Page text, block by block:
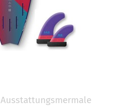
Ausstattungsmermale